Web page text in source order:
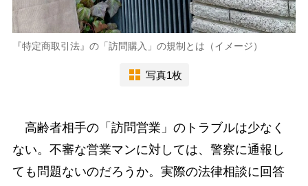
『特定商取引法』の「訪問購入」の規制とは（イメージ）
写真1枚
高齢者相手の「訪問営業」のトラブルは少なく
ない。不審な営業マンに対しては、警察に通報し
ても問題ないのだろうか。実際の法律相談に回答